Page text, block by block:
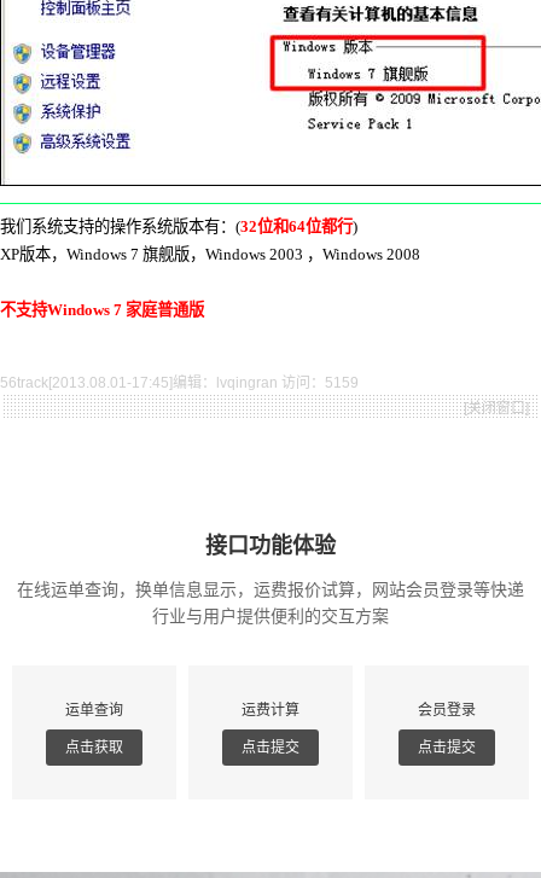
我们系统支持的操作系统版本有： (32位和64位都行)
XP版本， Windows 7 旗舰版， Windows 2003 ， Windows 2008
不支持Windows 7 家庭普通版
56track[2013.08.01-17:45]编辑：lvqingran 访问：5159
[关闭窗口]
接口功能体验
在线运单查询，换单信息显示，运费报价试算，网站会员登录等快递
行业与用户提供便利的交互方案
运单查询
点击获取
运费计算
点击提交
会员登录
点击提交